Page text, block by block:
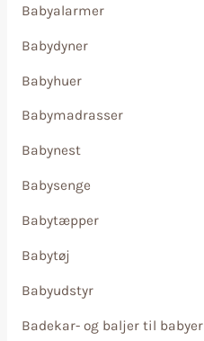
Babyalarmer
Babydyner
Babyhuer
Babymadrasser
Babynest
Babysenge
Babytæpper
Babytøj
Babyudstyr
Badekar- og baljer til babyer